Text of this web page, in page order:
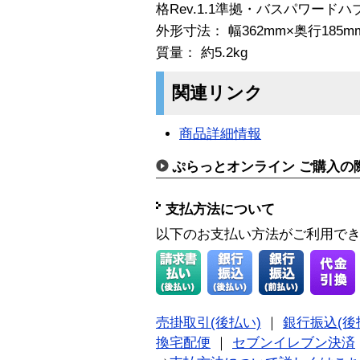
格Rev.1.1準拠・バスパワードハ
外形寸法： 幅362mm×奥行
質量： 約5.2kg
関連リンク
商品詳細情報
ぷらっとオンライン ご購入の
支払方法について
以下のお支払い方法がご利用で
売掛取引(後払い)
銀行振込(後
換宅配便
セブンイレブン決済